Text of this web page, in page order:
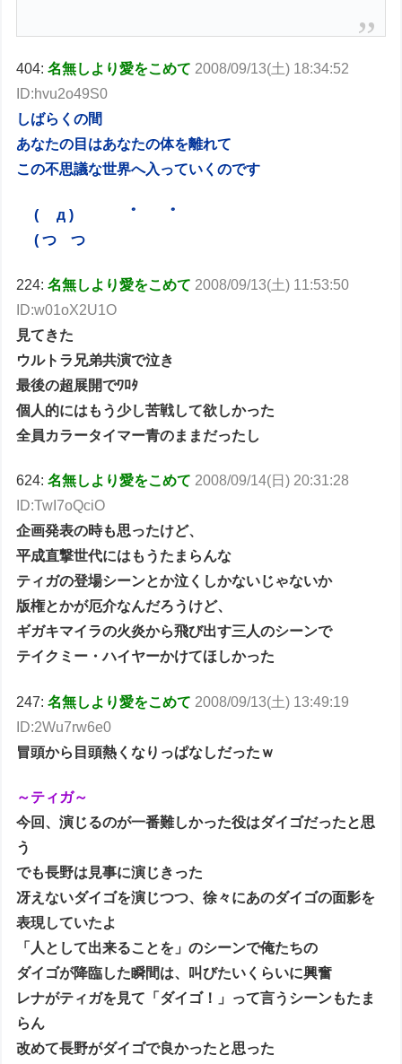
404:名無しより愛をこめて 2008/09/13(土) 18:34:52
ID:hvu2o49S0
しばらくの間
あなたの目はあなたの体を離れて
この不思議な世界へ入っていくのです
( д ) ﾟ ﾟ
( つ つ
224:名無しより愛をこめて 2008/09/13(土) 11:53:50
ID:w01oX2U1O
見てきた
ウルトラ兄弟共演で泣き
最後の超展開でﾜﾛﾀ
個人的にはもう少し苦戦して欲しかった
全員カラータイマー青のままだったし
624:名無しより愛をこめて 2008/09/14(日) 20:31:28
ID:TwI7oQciO
企画発表の時も思ったけど、
平成直撃世代にはもうたまらんな
ティガの登場シーンとか泣くしかないじゃないか
版権とかが厄介なんだろうけど、
ギガキマイラの火炎から飛び出す三人のシーンで
テイクミー・ハイヤーかけてほしかった
247:名無しより愛をこめて 2008/09/13(土) 13:49:19
ID:2Wu7rw6e0
冒頭から目頭熱くなりっぱなしだったｗ
～ティガ～
今回、演じるのが一番難しかった役はダイゴだったと思
う
でも長野は見事に演じきった
冴えないダイゴを演じつつ、徐々にあのダイゴの面影を
表現していたよ
「人として出来ることを」のシーンで俺たちの
ダイゴが降臨した瞬間は、叫びたいくらいに興奮
レナがティガを見て「ダイゴ！」って言うシーンもたま
らん
改めて長野がダイゴで良かったと思った